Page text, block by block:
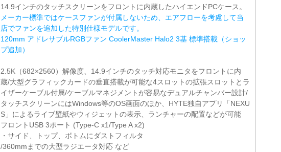
14.9インチのタッチスクリーンをフロントに内蔵したハイエンドPCケース。
メーカー標準ではケースファンが付属しないため、エアフローを考慮して当
店でファンを追加した特別仕様モデルです。
120mm アドレサブルRGBファン CoolerMaster Halo2 3基 標準搭載（ショッ
プ追加）
2.5K（682×2560）解像度、14.9インチのタッチ対応モニタをフロントに内
蔵/大型グラフィックカードの垂直搭載が可能な4スロットの拡張スロットとラ
イザーケーブル付属/ケーブルマネジメントが容易なデュアルチャンバー設計/
タッチスクリーンにはWindows等のOS画面のほか、HYTE独自アプリ「NEXU
S」によるライブ壁紙やウィジェットの表示、ランチャーの配置などが可能
フロントUSB 3ポート (Type-C x1/Type A x2)
・サイド、トップ、ボトムにダストフィルタ
/360mmまでの大型ラジエータ対応 など